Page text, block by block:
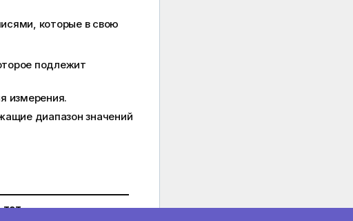
которые в свою
подлежит
измерения.
диапазон значений